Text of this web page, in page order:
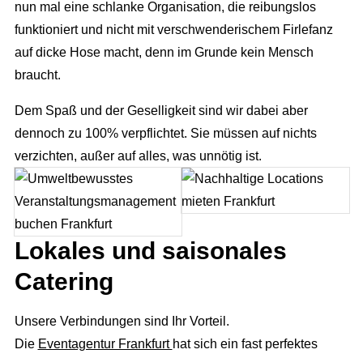
Full Service Agentur
Locations
Wir planen Ihr Event
Marketing
nun mal eine schlanke Organisation, die reibungslos
funktioniert und nicht mit verschwenderischem Firlefanz
auf dicke Hose macht, denn im Grunde kein Mensch
braucht.
Dem Spaß und der Geselligkeit sind wir dabei aber
dennoch zu 100% verpflichtet. Sie müssen auf nichts
verzichten, außer auf alles, was unnötig ist.
Lokales und saisonales
Catering
Unsere Verbindungen sind Ihr Vorteil.
Die Eventagentur Frankfurt hat sich ein fast perfektes